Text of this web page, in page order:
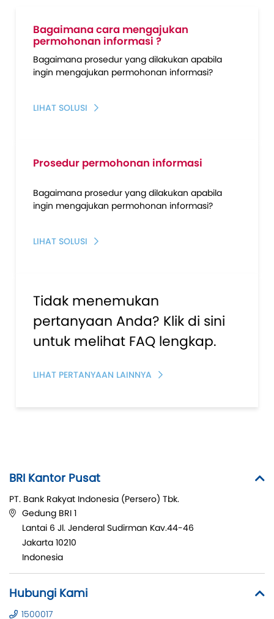
Bagaimana cara mengajukan
permohonan informasi ?
Bagaimana prosedur yang dilakukan apabila
ingin mengajukan permohonan informasi?
LIHAT SOLUSI
Prosedur permohonan informasi
Bagaimana prosedur yang dilakukan apabila
ingin mengajukan permohonan informasi?
LIHAT SOLUSI
Tidak menemukan
pertanyaan Anda? Klik di sini
untuk melihat FAQ lengkap.
LIHAT PERTANYAAN LAINNYA
BRI Kantor Pusat
PT. Bank Rakyat Indonesia (Persero) Tbk.
Gedung BRI 1
Lantai 6 Jl. Jenderal Sudirman Kav.44-46
Jakarta 10210
Indonesia
Hubungi Kami
1500017